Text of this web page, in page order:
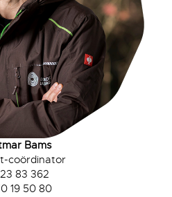
Bams
coördinator
23 83 362
19 50 80